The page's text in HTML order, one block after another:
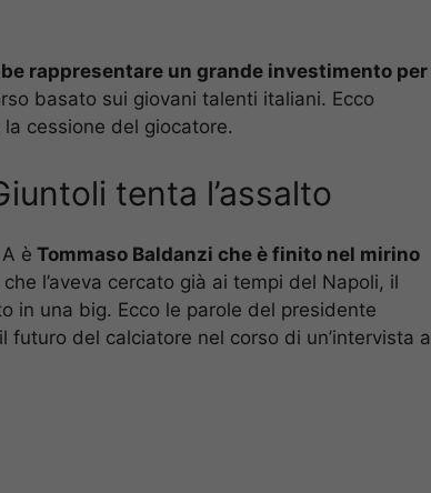
rappresentare un grande investimento per
basato sui giovani talenti italiani. Ecco
cessione del giocatore.
tenta l’assalto
è Tommaso Baldanzi che è finito nel mirino
l’aveva cercato già ai tempi del Napoli, il
in una big. Ecco le parole del presidente
del calciatore nel corso di un’intervista a